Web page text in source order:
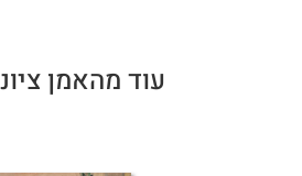
עוד מהאמן